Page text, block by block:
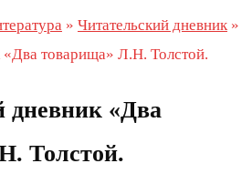
» Читательский дневник »
«Два товарища» Л.Н. Толстой.
дневник «Два
Толстой.